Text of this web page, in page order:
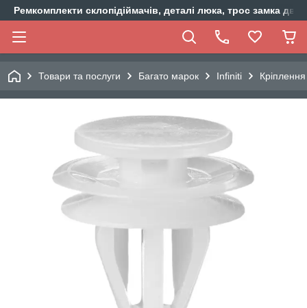
Ремкомплекти склопідіймачів, деталі люка, трос замка
Товари та послуги Багато марок Infiniti